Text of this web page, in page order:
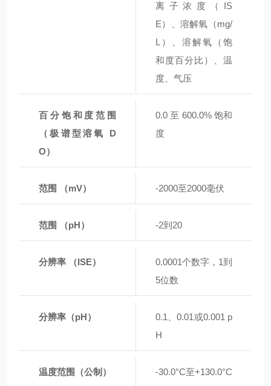
离子浓度（IS
E）、溶解氧（mg/
L）、溶解氧（饱
和度百分比）、温
度、气压
百分饱和度范围
（极谱型溶氧 D
O）
0.0 至 600.0% 饱和
度
范围 （mV） -2000至2000毫伏
范围 （pH） -2到20
分辨率 （ISE）
0.0001个数字，1到
5位数
分辨率（pH）
0.1、0.01或0.001 p
H
温度范围（公制） -30.0°C至+130.0°C